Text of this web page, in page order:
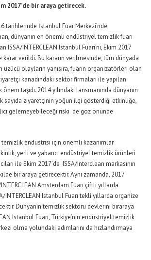
2017’de bir araya getirecek.
tarihlerinde İstanbul Fuar Merkezi’nde
dünyanın en önemli endüstriyel temizlik fuarı
ISSA/INTERCLEAN Istanbul Fuarı’nı, Ekim 2017
verildi. Bu kararın verilmesinde, tüm dünyada
olayların yanısıra, fuarın organizatörleri olan
kanadındaki sektör firmaları ile yapılan
taşıdı. 2014 yılındaki lansmanında dünyanın
sayıda ziyaretçinin yoğun ilgi gösterdiği etkinliğe,
gelemeyebileceği riski de göz önünde
endüstrisi için önemli kazanımlar
yerli ve yabancı endüstriyel temizlik ürünleri
ile Ekim 2017’de ISSA/Interclean markasının
bir araya getirecektir. Aynı zamanda, 2017
Amsterdam Fuarı çiftli yıllarda
INTERCLEAN Istanbul Fuarı tekli yıllarda organize
Dünyanın temizlik sektörü devlerini biraraya
Istanbul Fuarı, Türkiye’nin endüstriyel temizlik
olma yolundaki adımlarını da hızlandırmaya